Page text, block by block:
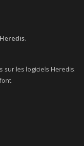
sur les logiciels Heredis.